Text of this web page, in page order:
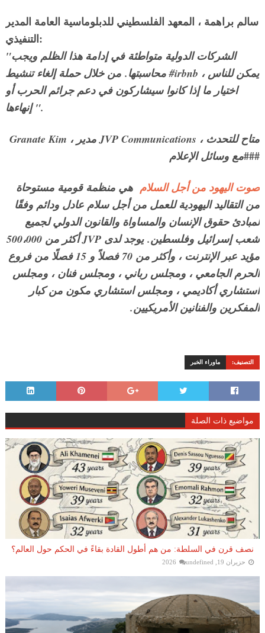
سالم براهمة ، المعهد الفلسطيني للدبلوماسية العامة المدير
التنفيذي:
"الشركات الدولية متواطئة في إدامة هذا الظلم ويجب
محاسبتها.من خلال حملة إلغاء تنشيط #irbnb ، يمكن للناس
اختيار ما إذا كانوا سيشاركون في دعم جرائم الحرب أو
إنهاءها ".
Granate Kim ، مدير JVP Communications ، متاح للتحدث
مع وسائل الإعلام###
صوت اليهود من أجل السلام هي منظمة قومية مستوحاة
من التقاليد اليهودية للعمل من أجل سلام عادل ودائم وفقًا
لمبادئ حقوق الإنسان والمساواة والقانون الدولي لجميع
شعب إسرائيل وفلسطين.
يوجد لدى JVP أكثر من 500،000
مؤيد عبر الإنترنت ، وأكثر من 70 فصلاً و 15 فصلًا من فروع
الحرم الجامعي ، ومجلس رباني ، ومجلس فنان ، ومجلس
استشاري أكاديمي ، ومجلس استشاري مكون من كبار
المفكرين والفنانين الأمريكيين.
التصنيف: ماوراء الخبر
مواضيع ذات الصلة
نصف قرن في السلطة: من هم أطول القادة بقاءً في الحكم حول العالم؟
حزيران 19, 2026 undefined